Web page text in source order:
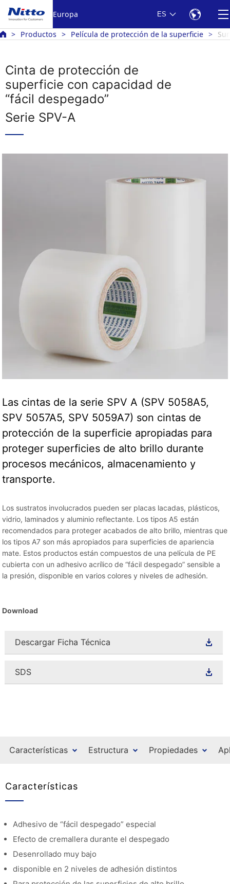
Europa ES
Productos Película de protección de la superficie
Cinta de protección de
superficie con capacidad de
“fácil despegado”
Serie SPV-A
Las cintas de la serie SPV A (SPV 5058A5,
SPV 5057A5, SPV 5059A7) son cintas de
protección de la superficie apropiadas para
proteger superficies de alto brillo durante
procesos mecánicos, almacenamiento y
transporte.
Los sustratos involucrados pueden ser placas lacadas, plásticos,
vidrio, laminados y aluminio reflectante. Los tipos A5 están
recomendados para proteger acabados de alto brillo, mientras que
los tipos A7 son más apropiados para superficies de apariencia
mate. Estos productos están compuestos de una película de PE
cubierta con un adhesivo acrílico de “fácil despegado” sensible a
la presión, disponible en varios colores y niveles de adhesión.
Download
Descargar Ficha Técnica
SDS
Características Estructura Propiedades
Características
Adhesivo de “fácil despegado” especial
Efecto de cremallera durante el despegado
Desenrollado muy bajo
disponible en 2 niveles de adhesión distintos